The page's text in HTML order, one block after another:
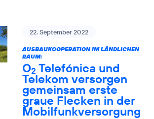
22. September 2022
AUSBAUKOOPERATION IM LÄNDLICHEN
RAUM:
O2 Telefónica und
Telekom versorgen
gemeinsam erste
graue Flecken in der
Mobilfunkversorgung